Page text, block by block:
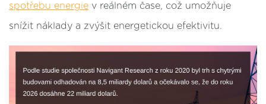
spotřebu energie v reálném čase, což umožňuje
snížit náklady a zvýšit energetickou efektivitu.